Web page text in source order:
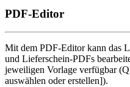
PDF-Editor
Mit dem PDF-Editor kann das
und Lieferschein-PDFs
jeweiligen Vorlage verfügbar
auswählen oder erstellen]).